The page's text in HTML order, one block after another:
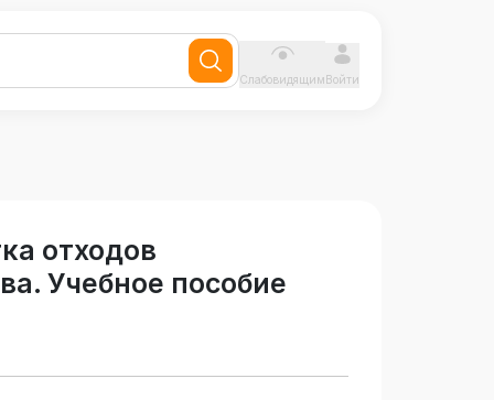
СлабовидящимВойти
отходов
Учебное пособие